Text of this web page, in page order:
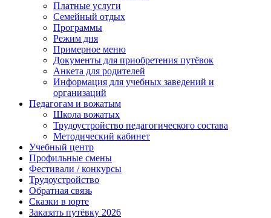
Платные услуги
Семейный отдых
Программы
Режим дня
Примерное меню
Документы для приобретения путёвок
Анкета для родителей
Информация для учебных заведений и
организаций
Педагогам и вожатым
Школа вожатых
Трудоустройство педагогического состава
Методический кабинет
Учебный центр
Профильные смены
Фестивали / конкурсы
Трудоустройство
Обратная связь
Сказки в юрте
Заказать путёвку 2026